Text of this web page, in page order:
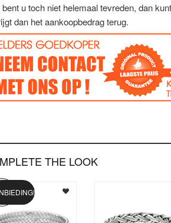
u toch niet helemaal tevreden, dan
dan het aankoopbedrag terug.
THE LOOK